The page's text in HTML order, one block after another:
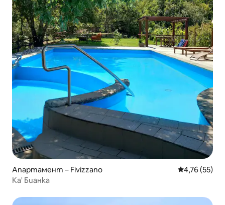
Апартамент – Fivizzano Средна
4,76 (55)
Ка' Бианка